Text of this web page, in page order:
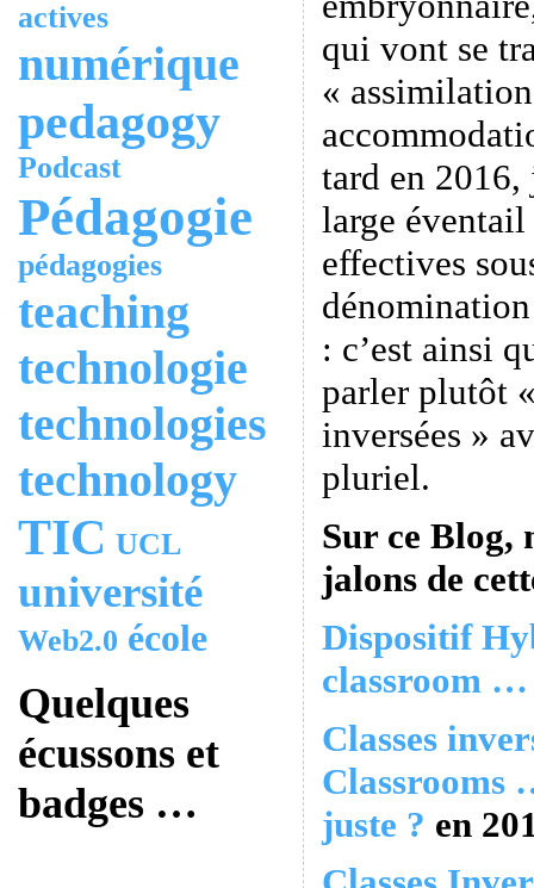
actives
numérique
pedagogy
Podcast
Pédagogie
pédagogies
teaching
technologie
technologies
technology
TIC UCL
université
Web2.0 école
Quelques
écussons et
badges …
qui vont se
«
tard en
large
effectives
: c’est ainsi
parler plutôt
inversées »
pluriel.
Sur ce Blog,
jalons de
Dispositif
classroom …
Classes
Classrooms
juste ? en